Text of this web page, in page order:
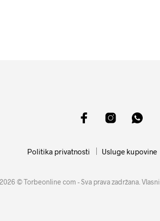
Politika privatnosti Usluge kupovine
© Torbeonline com - Sva prava zadržana.